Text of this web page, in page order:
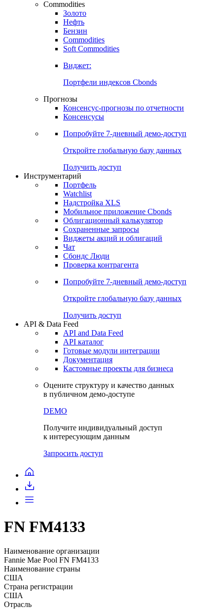
Commodities
Золото
Нефть
Бензин
Commodities
Soft Commodities
Виджет:
Портфели индексов Cbonds
Прогнозы
Консенсус-прогнозы по отчетности
Консенсусы
Попробуйте 7-дневный демо-доступ
Откройте глобальную базу данных
Получить доступ
Инструментарий
Портфель
Watchlist
Надстройка XLS
Мобильное приложение Cbonds
Облигационный калькулятор
Сохраненные запросы
Виджеты акций и облигаций
Чат
Сбондс Люди
Проверка контрагента
Попробуйте 7-дневный демо-доступ
Откройте глобальную базу данных
Получить доступ
API & Data Feed
API and Data Feed
API каталог
Готовые модули интеграции
Документация
Кастомные проекты для бизнеса
Оцените структуру и качество данных
в публичном демо-доступе
DEMO
Получите индивидуальный доступ
к интересующим данным
Запросить доступ
FN FM4133
Наименование организации
Fannie Mae Pool FN FM4133
Наименование страны
США
Страна регистрации
США
Отрасль